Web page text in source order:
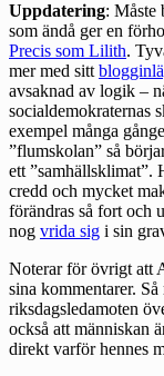
Uppdatering: Måste
som ändå ger en
Precis som Lilith.
mer med sitt
avsaknad av logik –
socialdemokraternas
exempel många
”flumskolan” så
ett ”samhällsklimat”.
credd och mycket
förändras så fort och
nog vrida sig i sin
Noterar för övrigt att
sina kommentarer.
riksdagsledamoten
också att människan
direkt varför hennes